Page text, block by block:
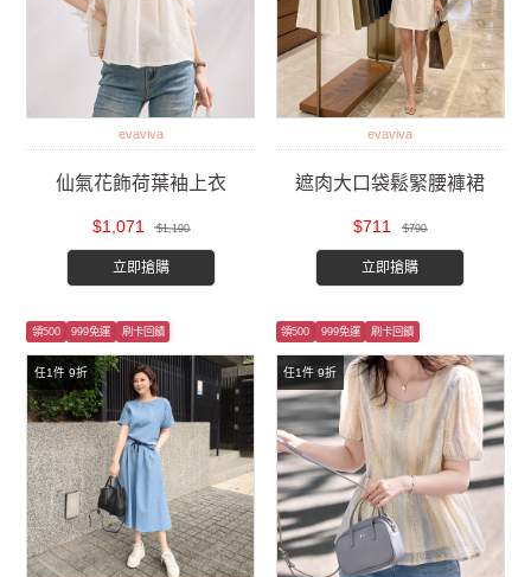
evaviva
仙氣花飾荷葉袖上衣
$1,071 $1,190
立即搶購
evaviva
遮肉大口袋鬆緊腰褲裙
$711 $790
立即搶購
任1件 9折
領500 999免運 刷卡回饋
任1件 9折
領500 999免運 刷卡回饋